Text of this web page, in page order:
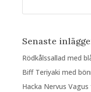
Senaste
Rödkålssallad med
Biff Teriyaki med
Hacka Nervus